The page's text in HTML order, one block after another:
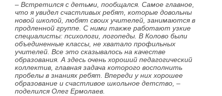
– Встретился с детьми, пообщался. Самое главное,
что я увидел счастливых ребят, которые довольны
новой школой, любят своих учителей, занимаются в
продленной группе. С ними также работают узкие
специалисты: психологи, логопеды. В Колово были
объединенные классы, не хватало профильных
учителей. Все это сказывалось на качестве
образования. А здесь очень хороший педагогический
коллектив, главная задача которого восполнить
пробелы в знаниях ребят. Впереди у них хорошее
образование и счастливое школьное детство, –
поделился Олег Ермолаев.